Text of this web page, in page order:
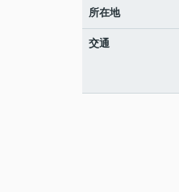
所在地
交通